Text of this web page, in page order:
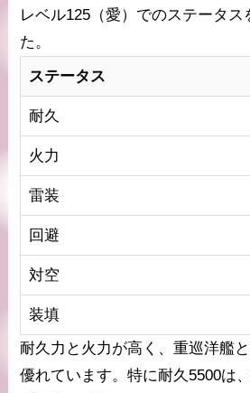
レベル125（愛）でのステータス
た。
ステータス
耐久
火力
雷装
回避
対空
装填
耐久力と火力が高く、重巡洋艦
優れています。特に耐久5500は